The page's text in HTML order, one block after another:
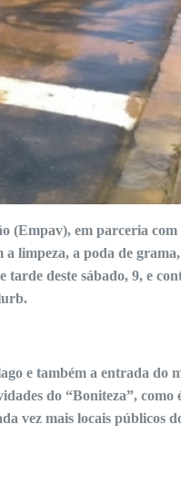
(Empav), em parceria
a poda de
deste sábado, 9, e
e também a entrada do
do “Boniteza”, como
vez mais locais públicos